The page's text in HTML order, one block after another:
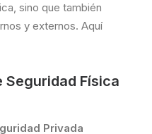
sino que también
y externos. Aquí
Seguridad Física
Privada